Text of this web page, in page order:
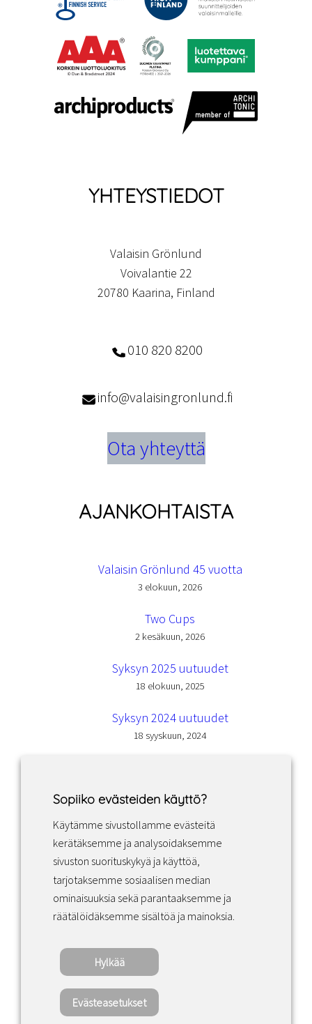
YHTEYSTIEDOT
Valaisin Grönlund
Voivalantie 22
20780 Kaarina, Finland
010 820 8200
info@valaisingronlund.fi
Ota yhteyttä
AJANKOHTAISTA
Valaisin Grönlund 45 vuotta
3 elokuun, 2026
Two Cups
2 kesäkuun, 2026
Syksyn 2025 uutuudet
18 elokuun, 2025
Syksyn 2024 uutuudet
18 syyskuun, 2024
Facebook Instagram LinkedIn
Sopimusehdot
Copyright ©2022 · Valaisin Grönlund – All
Rights Reserved
Sopiiko evästeiden käyttö?
Käytämme sivustollamme evästeitä
kerätäksemme ja analysoidaksemme
sivuston suorituskykyä ja käyttöä,
tarjotaksemme sosiaalisen median
ominaisuuksia sekä parantaaksemme ja
räätälöidäksemme sisältöä ja mainoksia.
Hylkää
Evästeasetukset